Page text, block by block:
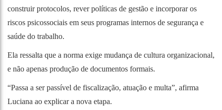
construir protocolos, rever políticas de gestão e incorporar os
riscos psicossociais em seus programas internos de segurança e
saúde do trabalho.
Ela ressalta que a norma exige mudança de cultura organizacional,
e não apenas produção de documentos formais.
“Passa a ser passível de fiscalização, atuação e multa”, afirma
Luciana ao explicar a nova etapa.